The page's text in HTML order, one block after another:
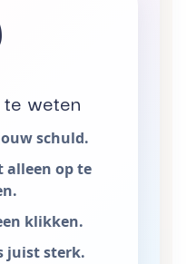
te weten
schuld.
alleen op te
klikken.
juist sterk.